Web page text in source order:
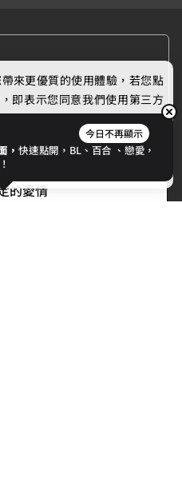
的愛情
今日不再顯示
，快速點開，BL、 百合 、戀愛，
來更優質的使用體驗，若您點
即表示您同意我們使用第三方
私權政策。
意